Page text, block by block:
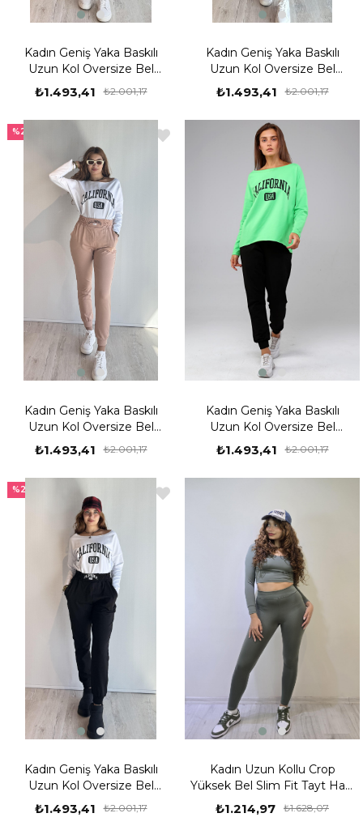
Kadın Geniş Yaka Baskılı
Uzun Kol Oversize Bel
Lastikli Beyaz-Çikolata
Eşofman Takımı
₺1.493,41 ₺2.001,17
Kadın Geniş Yaka Baskılı
Uzun Kol Oversize Bel
Lastikli Beyaz-Fuşya
Eşofman Takımı
₺1.493,41 ₺2.001,17
Kadın Geniş Yaka Baskılı
Uzun Kol Oversize Bel
Lastikli Beyaz-Kahverengi
Eşofman Takımı
₺1.493,41 ₺2.001,17
%25
Kadın Geniş Yaka Baskılı
Uzun Kol Oversize Bel
Lastikli Neon Yeşil Eşofman
Takımı
₺1.493,41 ₺2.001,17
Kadın Geniş Yaka Baskılı
Uzun Kol Oversize Bel
Lastikli Siyah-Beyaz Eşofman
Takımı
₺1.493,41 ₺2.001,17
%25
Kadın Uzun Kollu Crop
Yüksek Bel Slim Fit Tayt Haki
İkili Takım
₺1.214,97 ₺1.628,07